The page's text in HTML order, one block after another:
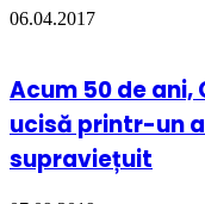
06.04.2017
Acum 50 de
ucisă printr-un
supraviețuit